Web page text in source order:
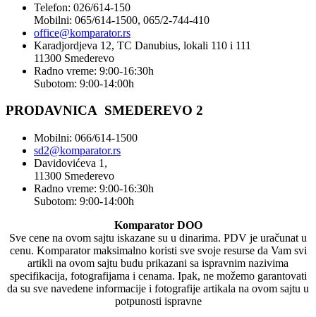
Telefon: 026/614-150
Mobilni: 065/614-1500, 065/2-744-410
office@komparator.rs
Karadjordjeva 12, TC Danubius, lokali 110 i 111
11300 Smederevo
Radno vreme: 9:00-16:30h
Subotom: 9:00-14:00h
PRODAVNICA SMEDEREVO 2
Mobilni: 066/614-1500
sd2@komparator.rs
Davidovićeva 1,
11300 Smederevo
Radno vreme: 9:00-16:30h
Subotom: 9:00-14:00h
Komparator DOO
Sve cene na ovom sajtu iskazane su u dinarima. PDV je uračunat u
cenu. Komparator maksimalno koristi sve svoje resurse da Vam svi
artikli na ovom sajtu budu prikazani sa ispravnim nazivima
specifikacija, fotografijama i cenama. Ipak, ne možemo garantovati
da su sve navedene informacije i fotografije artikala na ovom sajtu u
potpunosti ispravne